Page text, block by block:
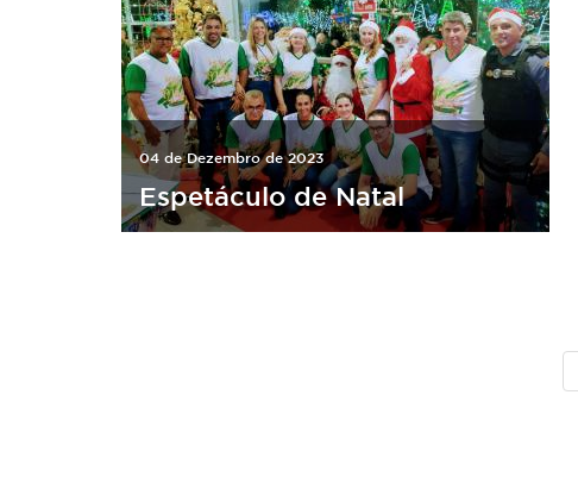
04 de Dezembro de 2023
Espetáculo de Natal